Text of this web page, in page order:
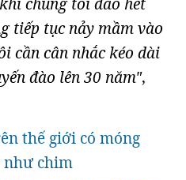
tiếp tục nảy mầm vào
cần cân nhắc kéo dài
đào lên 30 năm",
thế giới có móng
như chim